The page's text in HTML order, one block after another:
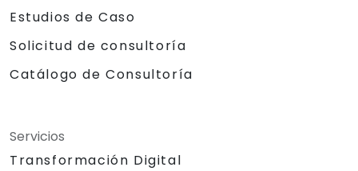
Estudios de Caso
Solicitud de consultoría
Catálogo de Consultoría
Servicios
Transformación Digital